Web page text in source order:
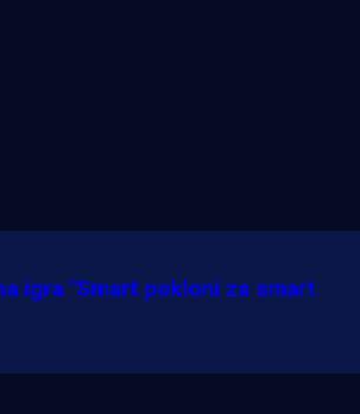
igra "Smart pokloni za smart